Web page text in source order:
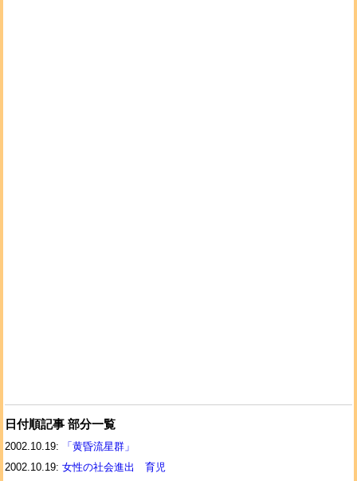
日付順記事 部分一覧
2002.10.19:
「黄昏流星群」
2002.10.19: 女性の社会進出 育児